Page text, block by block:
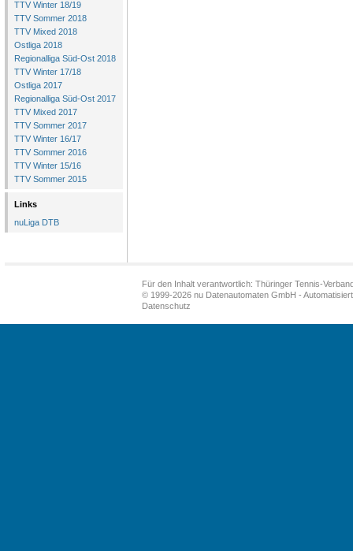
TTV Winter 18/19
TTV Sommer 2018
TTV Mixed 2018
Ostliga 2018
Regionalliga Süd-Ost 2018
TTV Winter 17/18
Ostliga 2017
Regionalliga Süd-Ost 2017
TTV Mixed 2017
TTV Sommer 2017
TTV Winter 16/17
TTV Sommer 2016
TTV Winter 15/16
TTV Sommer 2015
Links
nuLiga DTB
Für den Inhalt verantwortlich: Thüringer Tennis-
© 1999-2026 nu Datenautomaten GmbH -
Datenschutz